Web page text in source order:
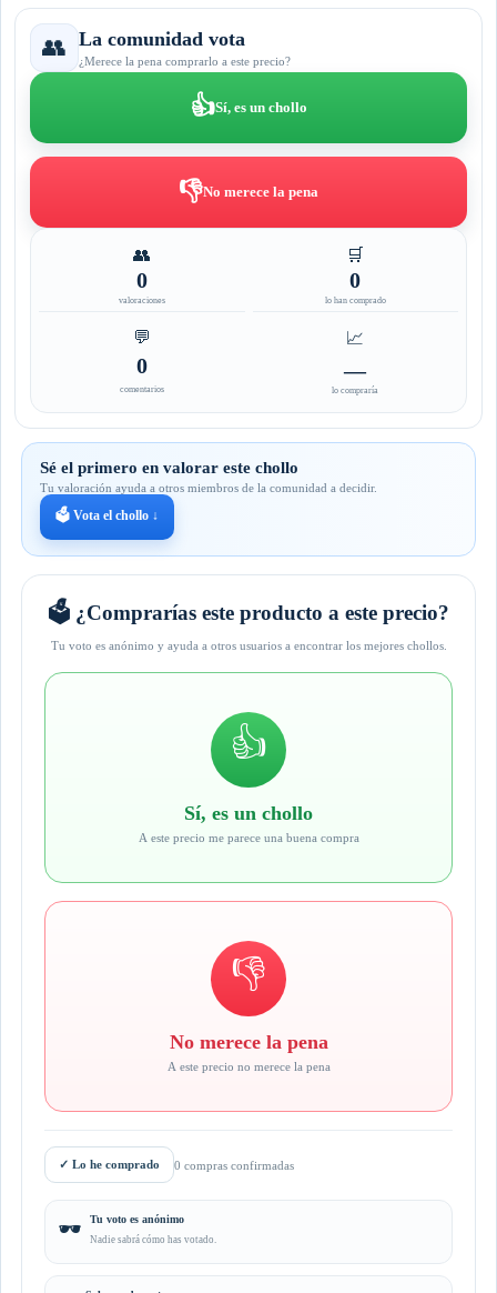
👥 La comunidad vota
¿Merece la pena comprarlo a este precio?
👍Sí, es un chollo
👎No merece la pena
👥
0
valoraciones
🛒
0
lo han comprado
💬
0
comentarios
📈
—
lo compraría
Sé el primero en valorar este chollo
Tu valoración ayuda a otros miembros de la comunidad a decidir.
🗳️ Vota el chollo ↓
🗳️ ¿Comprarías este producto a este precio?
Tu voto es anónimo y ayuda a otros usuarios a encontrar los mejores chollos.
👍
Sí, es un chollo
A este precio me parece una buena compra
👎
No merece la pena
A este precio no merece la pena
✓ Lo he comprado 0 compras confirmadas
🕶️ Tu voto es anónimo
Nadie sabrá cómo has votado.